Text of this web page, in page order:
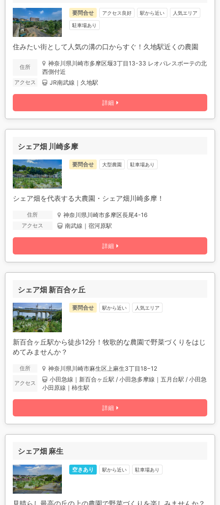
詳細
要問合せ アクセス良好 駅から近い 人気エリア
駐車場あり
住みたい街として人気の溝の口からすぐ！久地駅近くの農園
住所 神奈川県川崎市多摩区堰3丁目13-33 レオパレスボーテの北
西側付近
アクセス JR南武線｜久地駅
シェア畑 川崎多摩
詳細
要問合せ 大型農園 駐車場あり
シェア畑を代表する大農園・シェア畑川崎多摩！
住所 神奈川県川崎市多摩区長尾4-16
アクセス 南武線｜宿河原駅
シェア畑 新百合ヶ丘
詳細
要問合せ 駅から近い 人気エリア
新百合ヶ丘駅から徒歩12分！牧歌的な農園で野菜づくりをはじ
めてみませんか？
住所 神奈川県川崎市麻生区上麻生3丁目18−12
アクセス 小田急線｜新百合ヶ丘駅 / 小田急多摩線｜五月台駅 / 小田急
小田原線｜柿生駅
シェア畑 麻生
空きあり 駅から近い 駐車場あり
見晴らし最高の丘の上の農園で野菜づくりを楽しみませんか？